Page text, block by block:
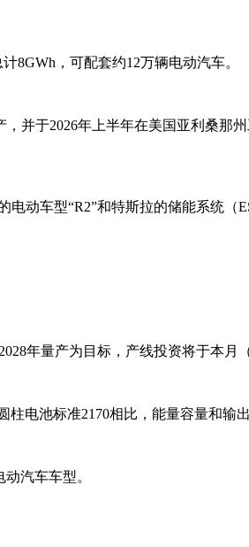
8GWh，可配套约12万辆电动汽车。
并于2026年上半年在美国亚利桑那
动车型“R2”和特斯拉的储能系统（
年量产为目标，产线投资将于本月
电池标准2170相比，能量容量和输
汽车车型。